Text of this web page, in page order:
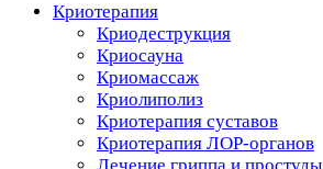
Криотерапия
Криодеструкция
Криосауна
Криомассаж
Криолиполиз
Криотерапия суставов
Криотерапия ЛОР-органов